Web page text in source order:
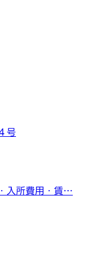
号
入所費用・賃…